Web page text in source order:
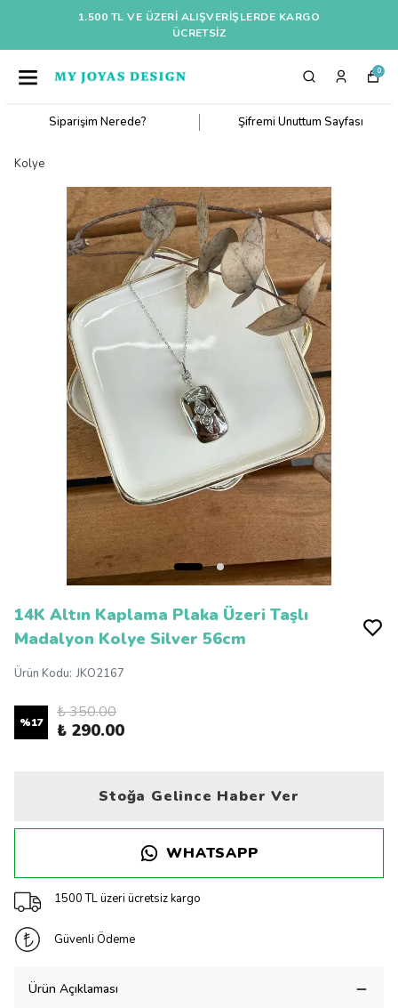
1.500 TL VE ÜZERI ALIŞVERIŞLERDE KARGO
ÜCRETSİZ
0
Siparişim Nerede? Şifremi Unuttum Sayfası
Kolye
14K Altın Kaplama Plaka Üzeri Taşlı
Madalyon Kolye Silver 56cm
Ürün Kodu: JKO2167
%17
₺ 350.00
₺ 290.00
Stoğa Gelince Haber Ver
WHATSAPP
1500 TL üzeri ücretsiz kargo
Güvenli Ödeme
Ürün Açıklaması